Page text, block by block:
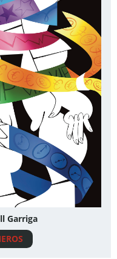
Garriga